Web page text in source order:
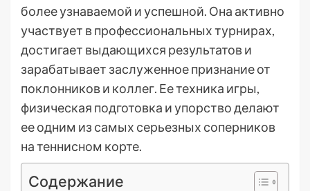
более узнаваемой и успешной. Она активно
участвует в профессиональных турнирах,
достигает выдающихся результатов и
зарабатывает заслуженное признание от
поклонников и коллег. Ее техника игры,
физическая подготовка и упорство делают
ее одним из самых серьезных соперников
на теннисном корте.
Содержание